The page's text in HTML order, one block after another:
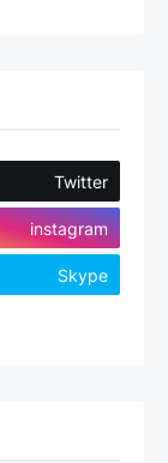
Twitter
instagram
Skype